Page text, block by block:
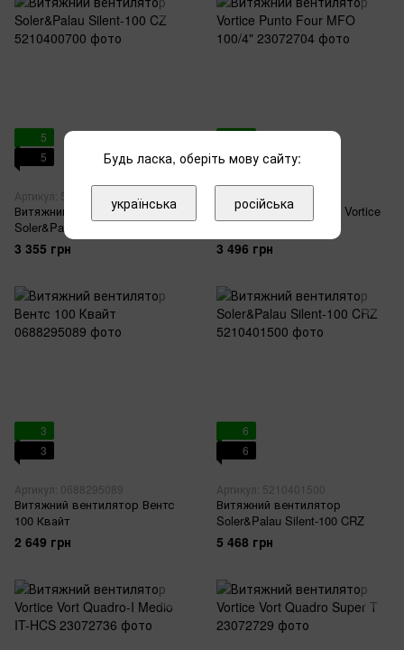
5
5
Артикул: 5210400700
Витяжний вентилятор
Soler&Palau Silent-100 CZ
3 355 грн
5
Артикул: 23072704
Витяжний вентилятор Vortice
Punto Four MFO 100/4"
3 496 грн
3
3
Артикул: 0688295089
Витяжний вентилятор Вентс
100 Квайт
2 649 грн
6
6
Артикул: 5210401500
Витяжний вентилятор
Soler&Palau Silent-100 CRZ
5 468 грн
Будь ласка, оберіть мову сайту:
українська російська